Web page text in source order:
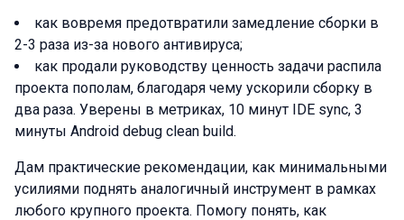
как вовремя предотвратили замедление сборки в
2-3 раза из-за нового антивируса;
как продали руководству ценность задачи распила
проекта пополам, благодаря чему ускорили сборку в
два раза. Уверены в метриках, 10 минут IDE sync, 3
минуты Android debug clean build.
Дам практические рекомендации, как минимальными
усилиями поднять аналогичный инструмент в рамках
любого крупного проекта. Помогу понять, как